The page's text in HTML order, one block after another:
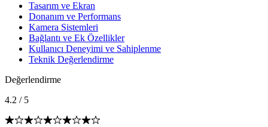
Tasarım ve Ekran
Donanım ve Performans
Kamera Sistemleri
Bağlantı ve Ek Özellikler
Kullanıcı Deneyimi ve Sahiplenme
Teknik Değerlendirme
Değerlendirme
4.2 / 5